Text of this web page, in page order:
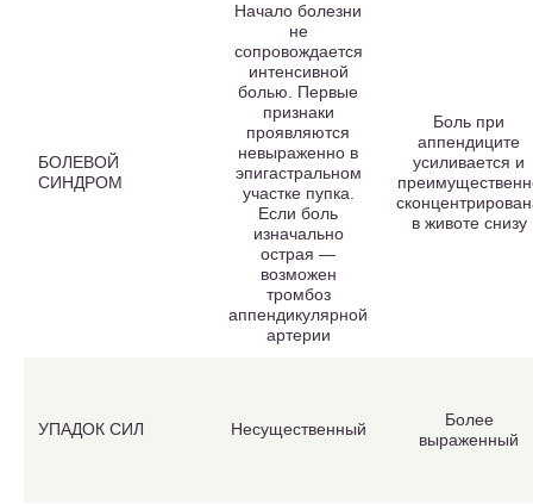
БОЛЕВОЙ
СИНДРОМ
Начало болезни
не
сопровождается
интенсивной
болью. Первые
признаки
проявляются
невыраженно в
эпигастральном
участке пупка.
Если боль
изначально
острая —
возможен
тромбоз
аппендикулярной
артерии
Боль при
аппендиците
усиливается и
в животе снизу
УПАДОК СИЛ Несущественный
Более
выраженный